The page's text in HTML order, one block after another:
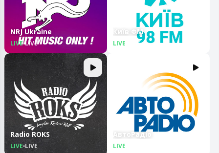
NRJ Ukraine
LIVE LIVE
Київ ФМ
LIVE LIVE
Radio ROKS
LIVE LIVE
АвтоРадіо
LIVE